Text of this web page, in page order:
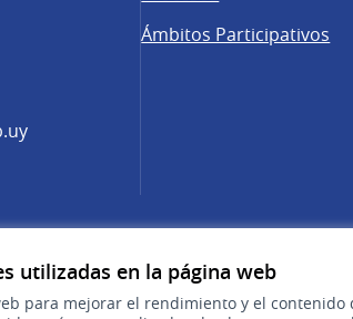
utilizadas en la página web
para mejorar el rendimiento y el
(Abrir en una pestaña nueva)
Ámbitos Participativos